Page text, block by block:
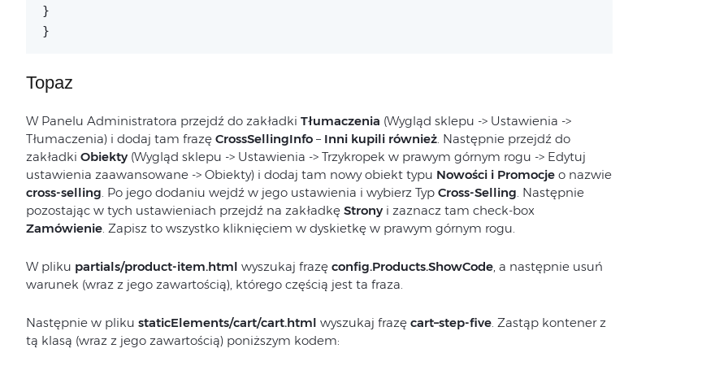
}
}
Topaz
W Panelu Administratora przejdź do zakładki Tłumaczenia (Wygląd sklepu -> Ustawienia ->
Tłumaczenia) i dodaj tam frazę CrossSellingInfo– Inni kupili również. Następnie przejdź do
zakładki Obiekty(Wygląd sklepu -> Ustawienia -> Trzykropek w prawym górnym rogu -> Edytuj
ustawienia zaawansowane -> Obiekty) i dodaj tam nowy obiekt typu Nowości i Promocjeo nazwie
cross-selling. Po jego dodaniu wejdź w jego ustawienia i wybierz Typ Cross-Selling. Następnie
pozostając w tych ustawieniach przejdź na zakładkę Stronyi zaznacz tam check-box
Zamówienie. Zapisz to wszystko kliknięciem w dyskietkę w prawym górnym rogu.
W pliku partials/product-item.html wyszukaj frazę config.Products.ShowCode, a następnie usuń
warunek (wraz z jego zawartością), którego częścią jest ta fraza.
Następnie w pliku staticElements/cart/cart.html wyszukaj frazę cart–step-five. Zastąp kontener z
tą klasą (wraz z jego zawartością) poniższym kodem: